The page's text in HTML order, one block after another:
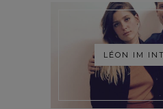
LÉON IM